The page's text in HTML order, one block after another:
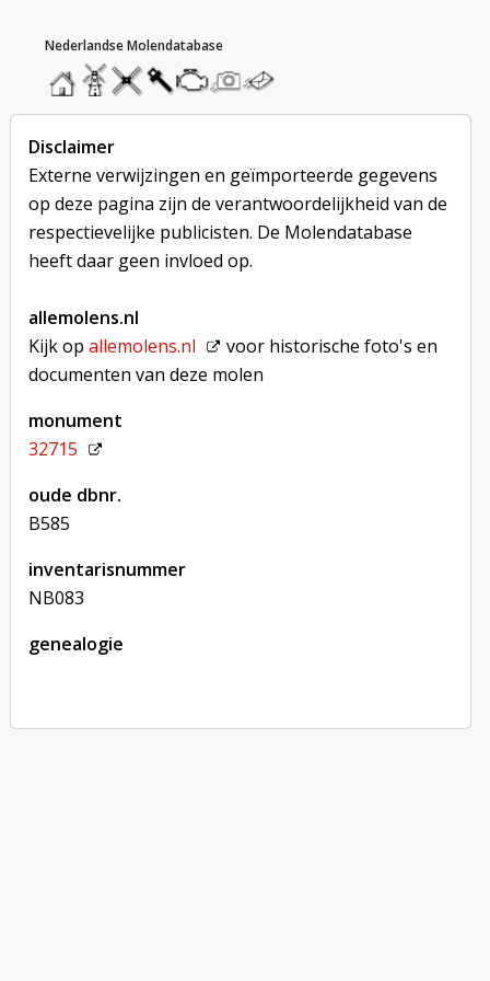
homemolendatabase
roedendatabase
assendatabase
motorendatabase
stuur
een
foto
stuur
een
bericht
Disclaimer
Externe verwijzingen en geïmporteerde gegevens
op deze pagina zijn de verantwoordelijkheid van de
respectievelijke publicisten. De Molendatabase
heeft daar geen invloed op.
allemolens.nl
Kijk op allemolens.nl
voor historische foto's en
documenten van deze molen
monument
32715
oude dbnr.
B585
inventarisnummer
NB083
genealogie